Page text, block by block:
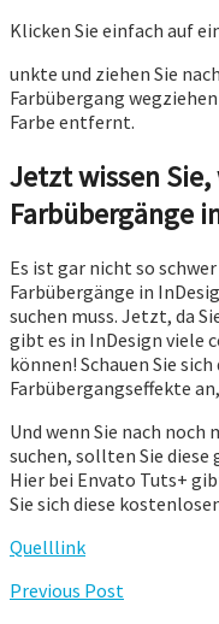
Klicken Sie einfach auf
unkte und ziehen Sie
Farbübergang
Farbe entfernt.
Jetzt wissen Sie,
Farbübergänge
Es ist gar nicht so
Farbübergänge in
suchen muss. Jetzt, da
gibt es in InDesign viele
können! Schauen Sie
Farbübergangseffekte
Und wenn Sie nach
suchen, sollten Sie
Hier bei Envato Tuts+
Sie sich diese
Quelllink
Previous Post